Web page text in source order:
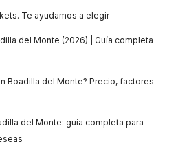
Te ayudamos a elegir
del Monte (2026) | Guía completa
Boadilla del Monte? Precio, factores
del Monte: guía completa para